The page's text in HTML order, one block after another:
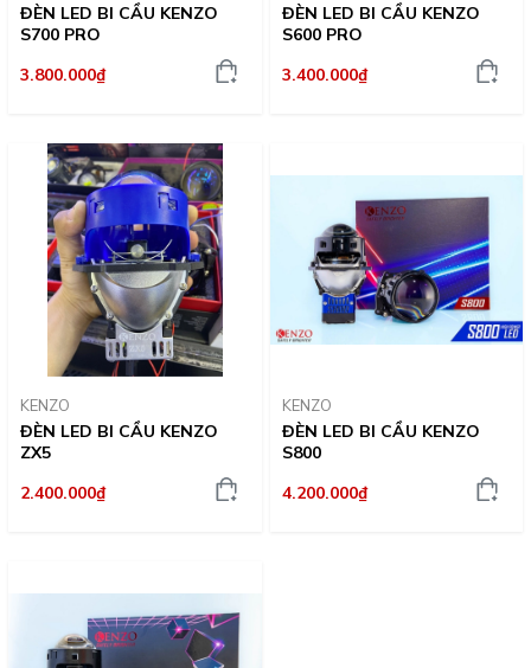
ĐÈN LED BI CẦU KENZO
S700 PRO
3.800.000₫
ĐÈN LED BI CẦU KENZO
S600 PRO
3.400.000₫
KENZO
ĐÈN LED BI CẦU KENZO
ZX5
2.400.000₫
KENZO
ĐÈN LED BI CẦU KENZO
S800
4.200.000₫